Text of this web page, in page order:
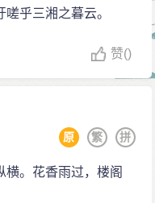
敌、前途未卜时的抑
此说这首词中有对其
过其旨。最好还是
乎三湘之暮云。
赞()
拼
繁
原
横。花香雨过，楼阁